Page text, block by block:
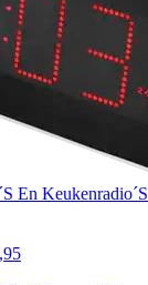
En Keukenradio´S